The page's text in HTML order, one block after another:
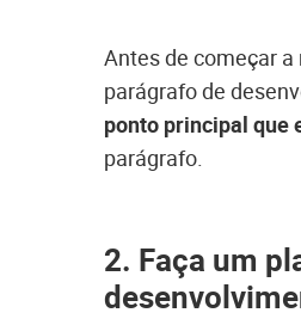
Antes de começar
parágrafo de
ponto principal que
parágrafo.
2. Faça um